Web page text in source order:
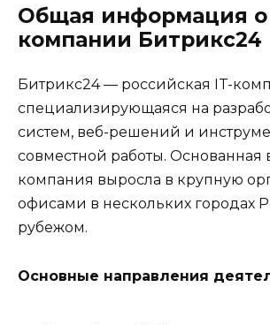
Общая информация о
компании Битрикс24
Битрикс24 — российская IT-
специализирующаяся на
систем, веб-решений и
совместной работы. Основанная
компания выросла в крупную
офисами в нескольких городах
рубежом.
Основные направления